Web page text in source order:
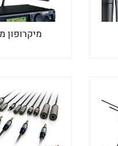
מיקרופון